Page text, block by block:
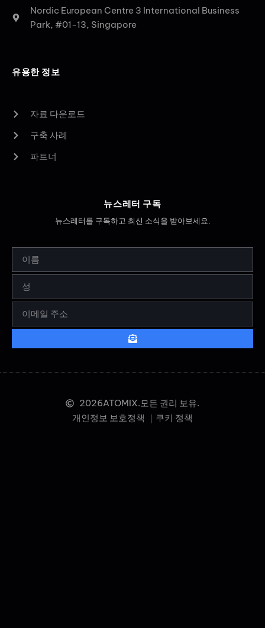
Nordic European Centre 3 International Business
Park, #01-13, Singapore
유용한 정보
자료 다운로드
구축 사례
파트너
뉴스레터 구독
뉴스레터를 구독하고 최신 소식을 받아보세요.
2026ATOMIX.모든 권리 보유.
개인정보 보호정책 ｜ 쿠키 정책